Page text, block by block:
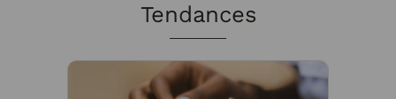
Tendances